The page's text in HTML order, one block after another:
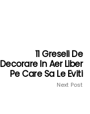
11 Greseli De
Decorare In Aer Liber
Pe Care Sa Le Eviti
Next Post